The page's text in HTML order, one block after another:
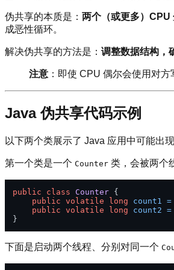
伪共享的本质是： 两个（或更多）CPU
成恶性循环。
解决伪共享的方法是： 调整数据结构，
注意 ：即使 CPU 偶尔会使用对
Java 伪共享代码示例
以下两个类展示了 Java 应用中可能出
第一个类是一个 Counter 类，会被两个
public class Counter {
public volatile long count1 =
public volatile long count2 =
下面是启动两个线程、分别对同一个